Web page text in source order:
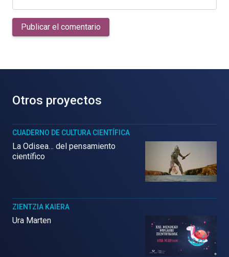
Publicar el comentario
Otros proyectos
CUADERNO DE CULTURA CIENTÍFICA
La Odisea… del pensamiento
científico
ZIENTZIA KAIERA
Ura Marten